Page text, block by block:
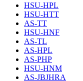
HSU-HPL
HSU-HTT
AS-TT
HSU-HNF
AS-TL
AS-HPL
AS-PHP
HSU-HNM
AS-JBJHRA